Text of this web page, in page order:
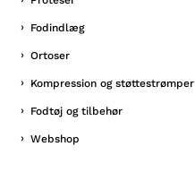
Fodindlæg
Ortoser
Kompression og støttestrømper
Fodtøj og tilbehør
Webshop